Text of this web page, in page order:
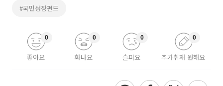
#국민성장펀드
좋아요
0
화나요
0
슬퍼요
0
추가취재 원해요
0